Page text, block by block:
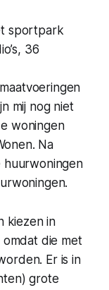
sportpark
36
mij nog niet
woningen
Na
huurwoningen
kiezen in
die met
Er is in
grote